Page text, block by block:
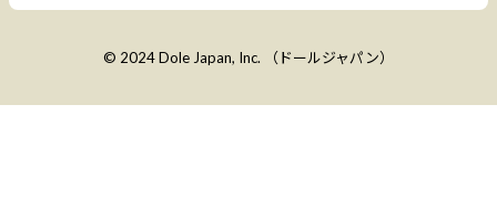
© 2024 Dole Japan, Inc. （ドールジャパン）